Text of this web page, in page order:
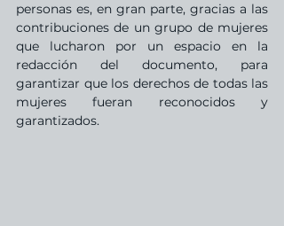
personas es, en gran parte, gracias a las
contribuciones de un grupo de mujeres
que lucharon por un espacio en la
redacción del documento, para
garantizar que los derechos de todas las
mujeres fueran reconocidos y
garantizados.